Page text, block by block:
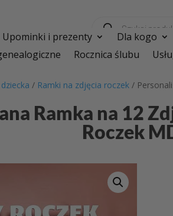
produktów
Upominki i prezenty Dla kogo
Rocznica ślubu
/ Ramki na zdjęcia roczek /
Ramka na 12
Roczek